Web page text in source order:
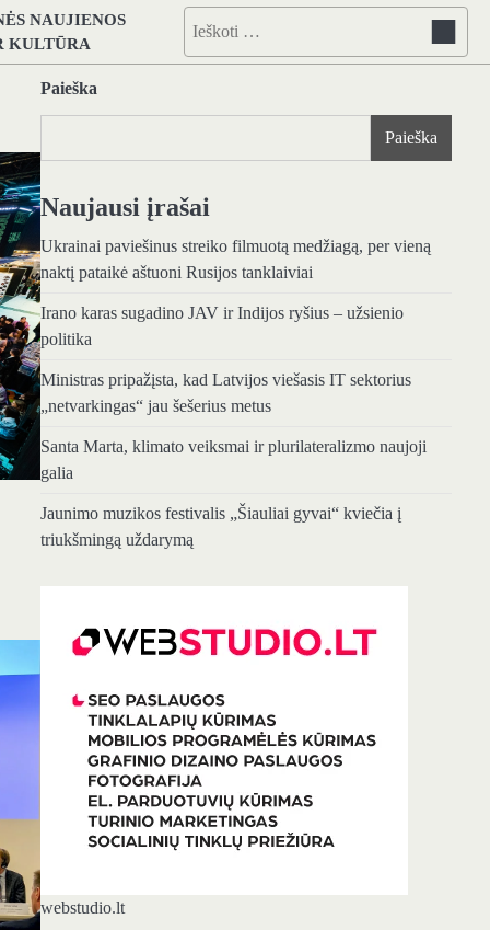
NAUJIENOS
KULTŪRA
Ieškoti:
Paieška
Paieška
Naujausi įrašai
Ukrainai paviešinus streiko filmuotą medžiagą, per vieną
naktį pataikė aštuoni Rusijos tanklaiviai
Irano karas sugadino JAV ir Indijos ryšius – užsienio
politika
Ministras pripažįsta, kad Latvijos viešasis IT sektorius
„netvarkingas“ jau šešerius metus
Santa Marta, klimato veiksmai ir plurilateralizmo naujoji
galia
Jaunimo muzikos festivalis „Šiauliai gyvai“ kviečia į
triukšmingą uždarymą
webstudio.lt